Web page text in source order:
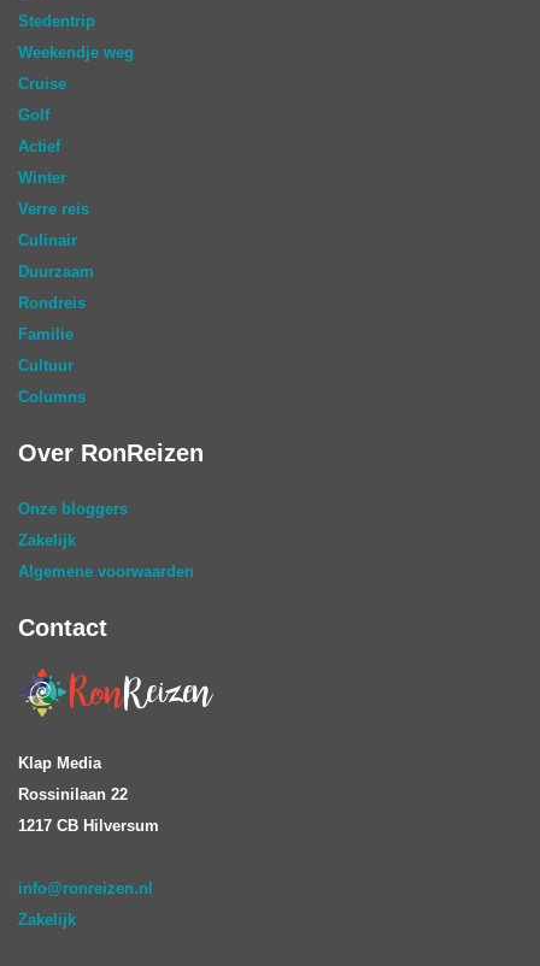
Stedentrip
Weekendje weg
Cruise
Golf
Actief
Winter
Verre reis
Culinair
Duurzaam
Rondreis
Familie
Cultuur
Columns
Over RonReizen
Onze bloggers
Zakelijk
Algemene voorwaarden
Contact
Klap Media
Rossinilaan 22
1217 CB Hilversum
info@ronreizen.nl
Zakelijk